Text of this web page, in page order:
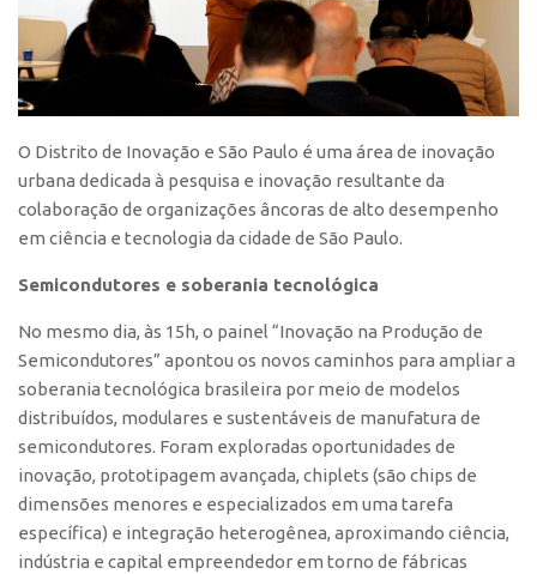
O Distrito de Inovação e São Paulo é uma área de inovação
urbana dedicada à pesquisa e inovação resultante da
colaboração de organizações âncoras de alto desempenho
em ciência e tecnologia da cidade de São Paulo.
Semicondutores e soberania tecnológica
No mesmo dia, às 15h, o painel “Inovação na Produção de
Semicondutores” apontou os novos caminhos para ampliar a
soberania tecnológica brasileira por meio de modelos
distribuídos, modulares e sustentáveis de manufatura de
semicondutores. Foram exploradas oportunidades de
inovação, prototipagem avançada, chiplets (são chips de
dimensões menores e especializados em uma tarefa
específica) e integração heterogênea, aproximando ciência,
indústria e capital empreendedor em torno de fábricas